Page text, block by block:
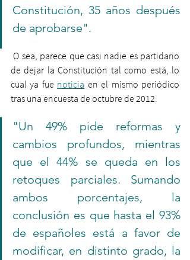
Constitución, 35 años después
de aprobarse".
O sea, parece que casi nadie es partidario
de dejar la Constitución tal como está, lo
cual ya fue noticia en el mismo periódico
tras una encuesta de octubre de 2012:
"Un 49% pide reformas y
cambios profundos, mientras
que el 44% se queda en los
retoques parciales. Sumando
ambos porcentajes, la
conclusión es que hasta el 93%
de españoles está a favor de
modificar, en distinto grado, la